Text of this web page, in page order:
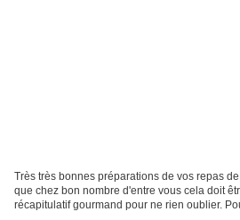
Très très bonnes préparations de vos repas
que chez bon nombre d'entre vous cela doit
récapitulatif gourmand pour ne rien oublier.